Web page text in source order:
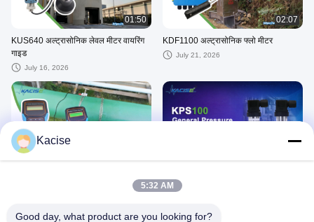
01:50
KUS640 अल्ट्रासोनिक लेवल मीटर वायरिंग
गाइड
July 16, 2026
02:07
KDF1100 अल्ट्रासोनिक फ्लो मीटर
July 21, 2026
June 21, 2026
Kacise
5:32 AM
Good day, what product are you looking for?